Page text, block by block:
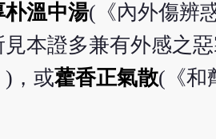
朴溫中湯(《內外傷辨
見本證多兼有外感之
)，或藿香正氣散(《和